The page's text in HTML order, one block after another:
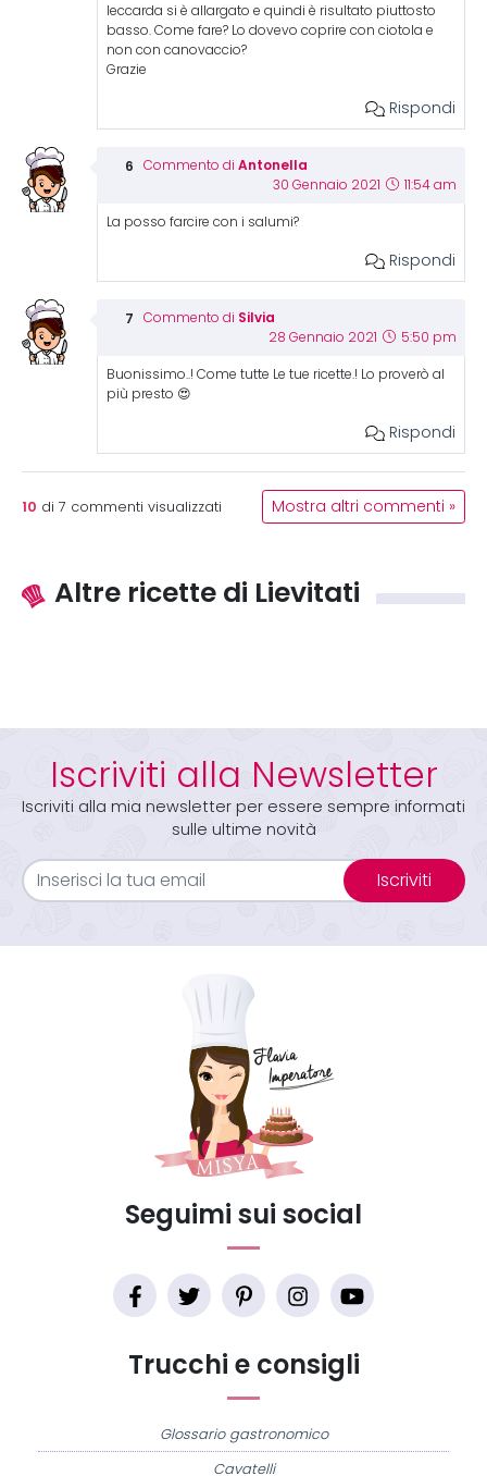
leccarda si è allargato e quindi è risultato piuttosto
basso. Come fare? Lo dovevo coprire con ciotola e
non con canovaccio?
Grazie
Rispondi
Commento di Antonella
30 Gennaio 2021 11:54 am
La posso farcire con i salumi?
Rispondi
Commento di Silvia
28 Gennaio 2021 5:50 pm
Buonissimo..! Come tutte Le tue ricette.! Lo proverò al
più presto 😍
Rispondi
10 di 7 commenti visualizzati Mostra altri commenti »
Altre ricette di Lievitati
Iscriviti alla Newsletter
Iscriviti alla mia newsletter per essere sempre informati
sulle ultime novità
Iscriviti
Trucchi e consigli
Glossario gastronomico
Cavatelli
Seguimi sui social